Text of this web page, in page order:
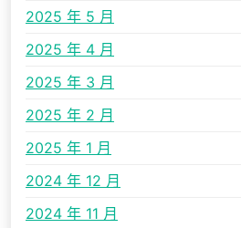
2025 年 5 月
2025 年 4 月
2025 年 3 月
2025 年 2 月
2025 年 1 月
2024 年 12 月
2024 年 11 月